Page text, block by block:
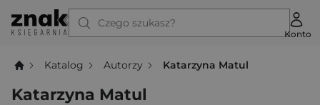
Czego szukasz?
Konto
Katalog Autorzy Katarzyna Matul
Katarzyna Matul